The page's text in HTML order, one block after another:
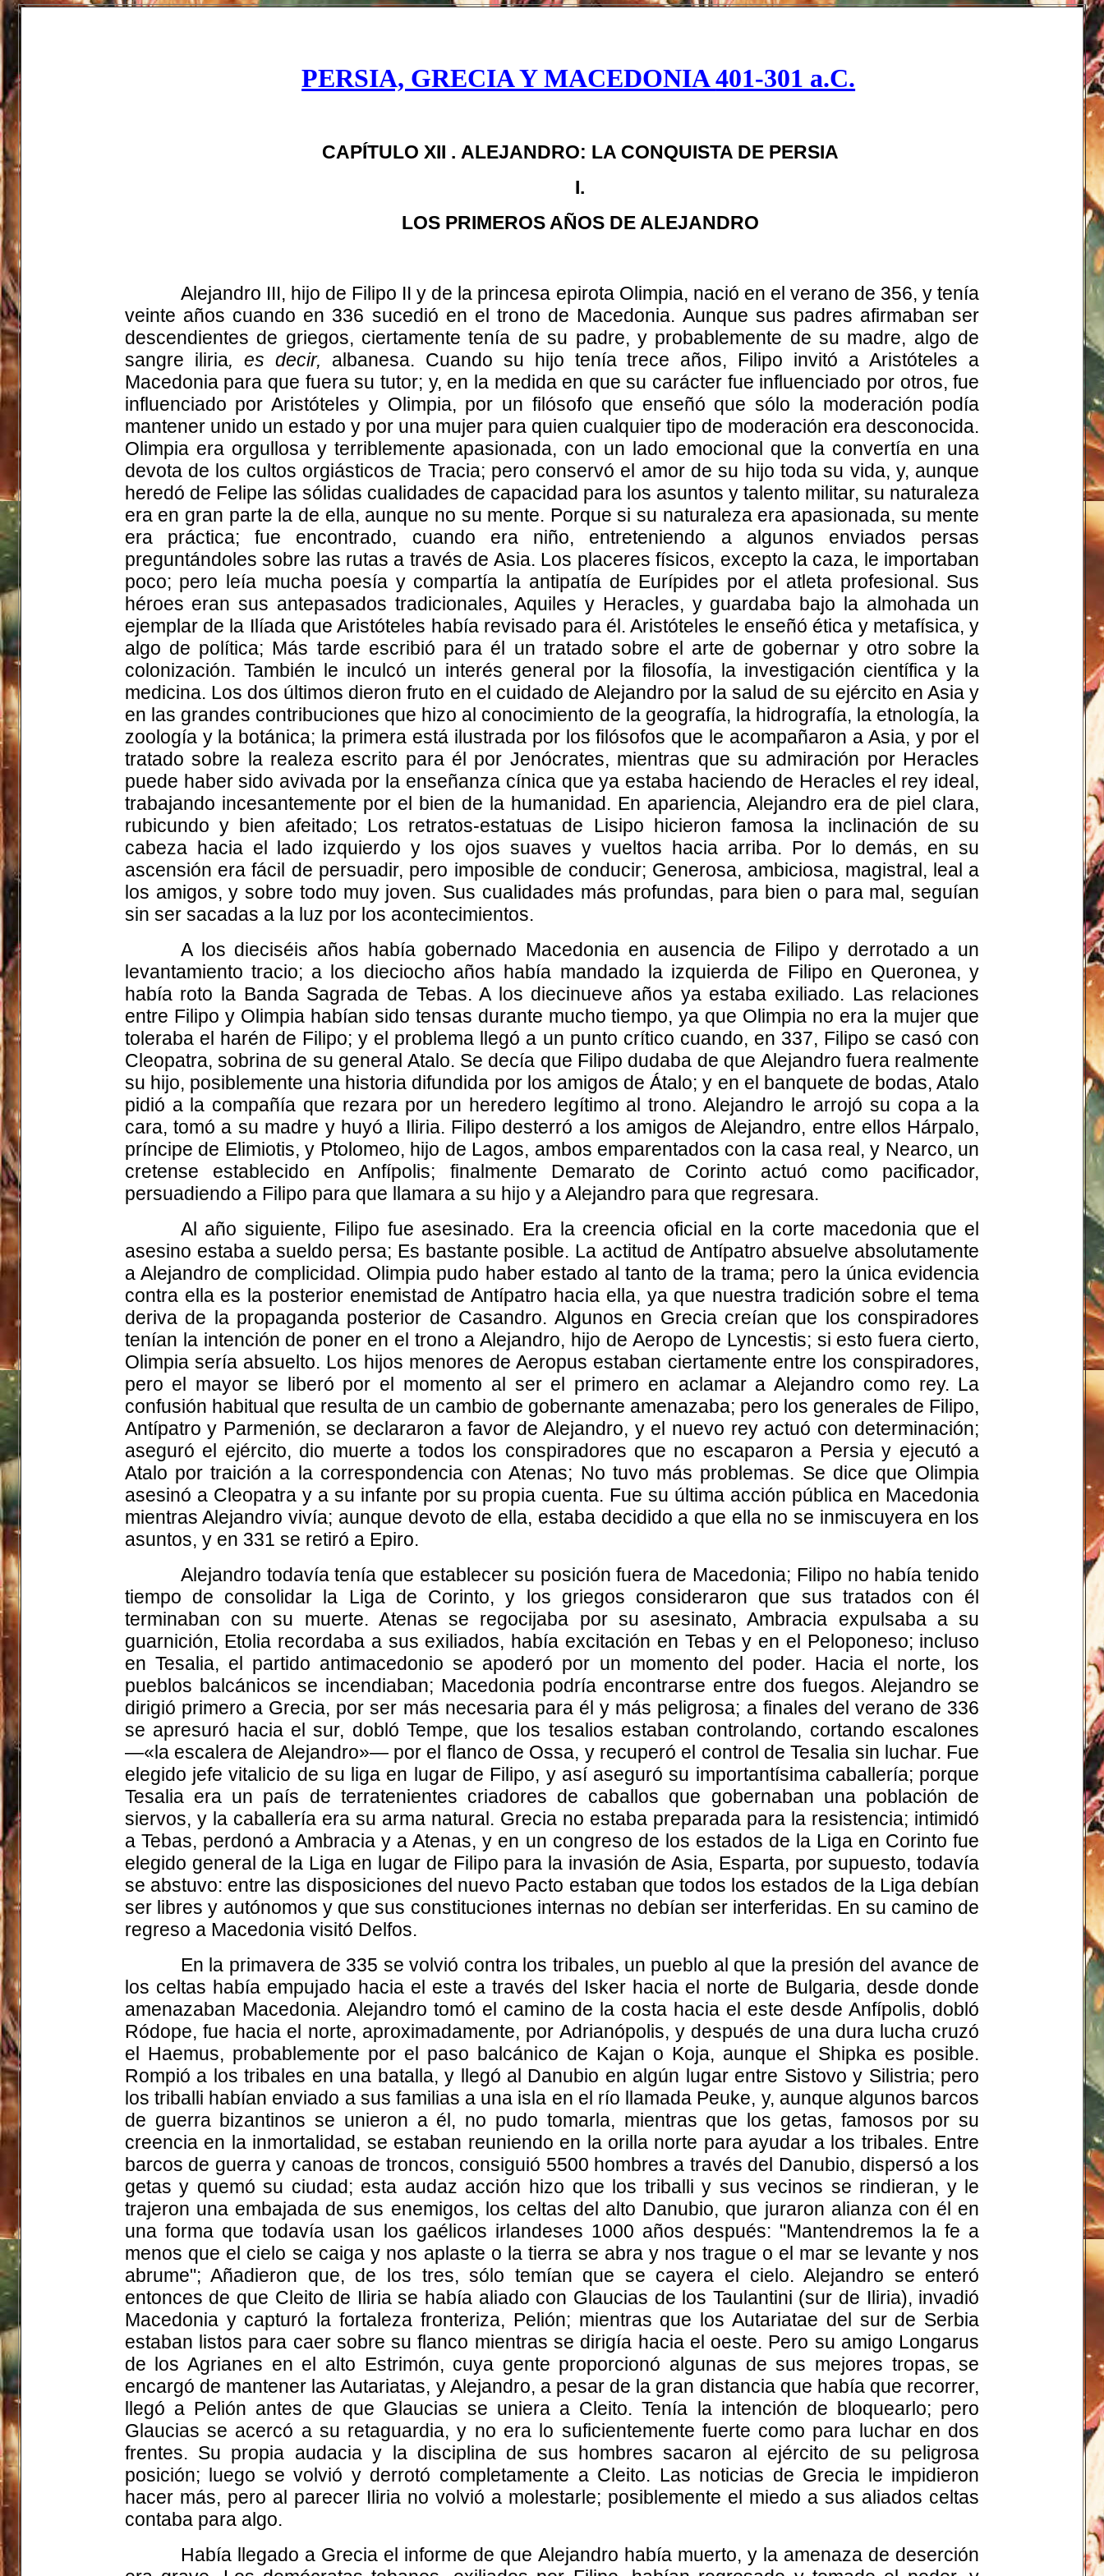
PERSIA, GRECIA Y MACEDONIA401-301 a.C.
CAPÍTULO XII . ALEJANDRO: LA CONQUISTA DE PERSIA
I.
LOS PRIMEROS AÑOS DE ALEJANDRO
Alejandro III, hijo de Filipo II y de la princesa epirota Olimpia, nació en el verano de 356, y tenía
veinte años cuando en 336 sucedió en el trono de Macedonia. Aunque sus padres afirmaban ser
descendientes de griegos, ciertamente tenía de su padre, y probablemente de su madre, algo de
sangre iliria, es decir, albanesa. Cuando su hijo tenía trece años, Filipo invitó a Aristóteles a
Macedonia para que fuera su tutor; y, en la medida en que su carácter fue influenciado por otros, fue
influenciado por Aristóteles y Olimpia, por un filósofo que enseñó que sólo la moderación podía
mantener unido un estado y por una mujer para quien cualquier tipo de moderación era desconocida.
Olimpia era orgullosa y terriblemente apasionada, con un lado emocional que la convertía en una
devota de los cultos orgiásticos de Tracia; pero conservó el amor de su hijo toda su vida, y, aunque
heredó de Felipe las sólidas cualidades de capacidad para los asuntos y talento militar, su naturaleza
era en gran parte la de ella, aunque no su mente. Porque si su naturaleza era apasionada, su mente
era práctica; fue encontrado, cuando era niño, entreteniendo a algunos enviados persas
preguntándoles sobre las rutas a través de Asia. Los placeres físicos, excepto la caza, le importaban
poco; pero leía mucha poesía y compartía la antipatía de Eurípides por el atleta profesional. Sus
héroes eran sus antepasados tradicionales, Aquiles y Heracles, y guardaba bajo la almohada un
ejemplar de la Ilíada que Aristóteles había revisado para él. Aristóteles le enseñó ética y metafísica, y
algo de política; Más tarde escribió para él un tratado sobre el arte de gobernar y otro sobre la
colonización. También le inculcó un interés general por la filosofía, la investigación científica y la
medicina. Los dos últimos dieron fruto en el cuidado de Alejandro por la salud de su ejército en Asia y
en las grandes contribuciones que hizo al conocimiento de la geografía, la hidrografía, la etnología, la
zoología y la botánica; la primera está ilustrada por los filósofos que le acompañaron a Asia, y por el
tratado sobre la realeza escrito para él por Jenócrates, mientras que su admiración por Heracles
puede haber sido avivada por la enseñanza cínica que ya estaba haciendo de Heracles el rey ideal,
trabajando incesantemente por el bien de la humanidad. En apariencia, Alejandro era de piel clara,
rubicundo y bien afeitado; Los retratos-estatuas de Lisipo hicieron famosa la inclinación de su
cabeza hacia el lado izquierdo y los ojos suaves y vueltos hacia arriba. Por lo demás, en su
ascensión era fácil de persuadir, pero imposible de conducir; Generosa, ambiciosa, magistral, leal a
los amigos, y sobre todo muy joven. Sus cualidades más profundas, para bien o para mal, seguían
sin ser sacadas a la luz por los acontecimientos.
A los dieciséis años había gobernado Macedonia en ausencia de Filipo y derrotado a un
levantamiento tracio; a los dieciocho años había mandado la izquierda de Filipo en Queronea, y
había roto la Banda Sagrada de Tebas. A los diecinueve años ya estaba exiliado. Las relaciones
entre Filipo y Olimpia habían sido tensas durante mucho tiempo, ya que Olimpia no era la mujer que
toleraba el harén de Filipo; y el problema llegó a un punto crítico cuando, en 337, Filipo se casó con
Cleopatra, sobrina de su general Atalo. Se decía que Filipo dudaba de que Alejandro fuera realmente
su hijo, posiblemente una historia difundida por los amigos de Átalo; y en el banquete de bodas, Atalo
pidió a la compañía que rezara por un heredero legítimo al trono. Alejandro le arrojó su copa a la
cara, tomó a su madre y huyó a Iliria. Filipo desterró a los amigos de Alejandro, entre ellos Hárpalo,
príncipe de Elimiotis, y Ptolomeo, hijo de Lagos, ambos emparentados con la casa real, y Nearco, un
cretense establecido en Anfípolis; finalmente Demarato de Corinto actuó como pacificador,
persuadiendo a Filipo para que llamara a su hijo y a Alejandro para que regresara.
Al año siguiente, Filipo fue asesinado. Era la creencia oficial en la corte macedonia que el
asesino estaba a sueldo persa; Es bastante posible. La actitud de Antípatro absuelve absolutamente
a Alejandro de complicidad. Olimpia pudo haber estado al tanto de la trama; pero la única evidencia
contra ella es la posterior enemistad de Antípatro hacia ella, ya que nuestra tradición sobre el tema
deriva de la propaganda posterior de Casandro. Algunos en Grecia creían que los conspiradores
tenían la intención de poner en el trono a Alejandro, hijo de Aeropo de Lyncestis; si esto fuera cierto,
Olimpia sería absuelto. Los hijos menores de Aeropus estaban ciertamente entre los conspiradores,
pero el mayor se liberó por el momento al ser el primero en aclamar a Alejandro como rey. La
confusión habitual que resulta de un cambio de gobernante amenazaba; pero los generales de Filipo,
Antípatro y Parmenión, se declararon a favor de Alejandro, y el nuevo rey actuó con determinación;
aseguró el ejército, dio muerte a todos los conspiradores que no escaparon a Persia y ejecutó a
Atalo por traición a la correspondencia con Atenas; No tuvo más problemas. Se dice que Olimpia
asesinó a Cleopatra y a su infante por su propia cuenta. Fue su última acción pública en Macedonia
mientras Alejandro vivía; aunque devoto de ella, estaba decidido a que ella no se inmiscuyera en los
asuntos, y en 331 se retiró a Epiro.
Alejandro todavía tenía que establecer su posición fuera de Macedonia; Filipo no había tenido
tiempo de consolidar la Liga de Corinto, y los griegos consideraron que sus tratados con él
terminaban con su muerte. Atenas se regocijaba por su asesinato, Ambracia expulsaba a su
guarnición, Etolia recordaba a sus exiliados, había excitación en Tebas y en el Peloponeso; incluso
en Tesalia, el partido antimacedonio se apoderó por un momento del poder. Hacia el norte, los
pueblos balcánicos se incendiaban; Macedonia podría encontrarse entre dos fuegos. Alejandro se
dirigió primero a Grecia, por ser más necesaria para él y más peligrosa; a finales del verano de 336
se apresuró hacia el sur, dobló Tempe, que los tesalios estaban controlando, cortando escalones
—«la escalera de Alejandro»— por el flanco de Ossa, y recuperó el control de Tesalia sin luchar. Fue
elegido jefe vitalicio de su liga en lugar de Filipo, y así aseguró su importantísima caballería; porque
Tesalia era un país de terratenientes criadores de caballos que gobernaban una población de
siervos, y la caballería era su arma natural. Grecia no estaba preparada para la resistencia; intimidó
a Tebas, perdonó a Ambracia y a Atenas, y en un congreso de los estados de la Liga en Corinto fue
elegido general de la Liga en lugar de Filipo para la invasión de Asia, Esparta, por supuesto, todavía
se abstuvo: entre las disposiciones del nuevo Pacto estaban que todos los estados de la Liga debían
ser libres y autónomos y que sus constituciones internas no debían ser interferidas. En su camino de
regreso a Macedonia visitó Delfos.
En la primavera de 335 se volvió contra los tribales, un pueblo al que la presión del avance de
los celtas había empujado hacia el este a través del Isker hacia el norte de Bulgaria, desde donde
amenazaban Macedonia. Alejandro tomó el camino de la costa hacia el este desde Anfípolis, dobló
Ródope, fue hacia el norte, aproximadamente, por Adrianópolis, y después de una dura lucha cruzó
el Haemus, probablemente por el paso balcánico de Kajan o Koja, aunque el Shipka es posible.
Rompió a los tribales en una batalla, y llegó al Danubio en algún lugar entre Sistovo y Silistria; pero
los triballi habían enviado a sus familias a una isla en el río llamada Peuke, y, aunque algunos barcos
de guerra bizantinos se unieron a él, no pudo tomarla, mientras que los getas, famosos por su
creencia en la inmortalidad, se estaban reuniendo en la orilla norte para ayudar a los tribales. Entre
barcos de guerra y canoas de troncos, consiguió 5500 hombres a través del Danubio, dispersó a los
getas y quemó su ciudad; esta audaz acción hizo que los triballi y sus vecinos se rindieran, y le
trajeron una embajada de sus enemigos, los celtas del alto Danubio, que juraron alianza con él en
una forma que todavía usan los gaélicos irlandeses 1000 años después: "Mantendremos la fe a
menos que el cielo se caiga y nos aplaste o la tierra se abra y nos trague o el mar se levante y nos
abrume"; Añadieron que, de los tres, sólo temían que se cayera el cielo. Alejandro se enteró
entonces de que Cleito de Iliria se había aliado con Glaucias de los Taulantini (sur de Iliria), invadió
Macedonia y capturó la fortaleza fronteriza, Pelión; mientras que los Autariatae del sur de Serbia
estaban listos para caer sobre su flanco mientras se dirigía hacia el oeste. Pero su amigo Longarus
de los Agrianes en el alto Estrimón, cuya gente proporcionó algunas de sus mejores tropas, se
encargó de mantener las Autariatas, y Alejandro, a pesar de la gran distancia que había que recorrer,
llegó a Pelión antes de que Glaucias se uniera a Cleito. Tenía la intención de bloquearlo; pero
Glaucias se acercó a su retaguardia, y no era lo suficientemente fuerte como para luchar en dos
frentes. Su propia audacia y la disciplina de sus hombres sacaron al ejército de su peligrosa
posición; luego se volvió y derrotó completamente a Cleito. Las noticias de Grecia le impidieron
hacer más, pero al parecer Iliria no volvió a molestarle; posiblemente el miedo a sus aliados celtas
contaba para algo.
Había llegado a Grecia el informe de que Alejandro había muerto, y la amenaza de deserción